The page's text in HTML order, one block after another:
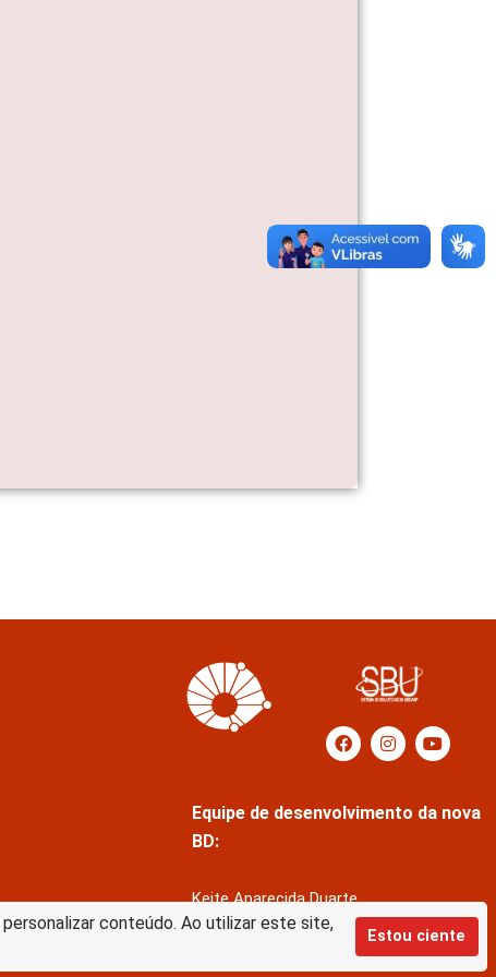
conteúdo. Ao utilizar este site,
Estou ciente
Equipe de desenvolvimento da nova
BD:
Keite Aparecida Duarte
Márcio Vinícius de Jesus Almeida
Saul Victor de Castro e Silva